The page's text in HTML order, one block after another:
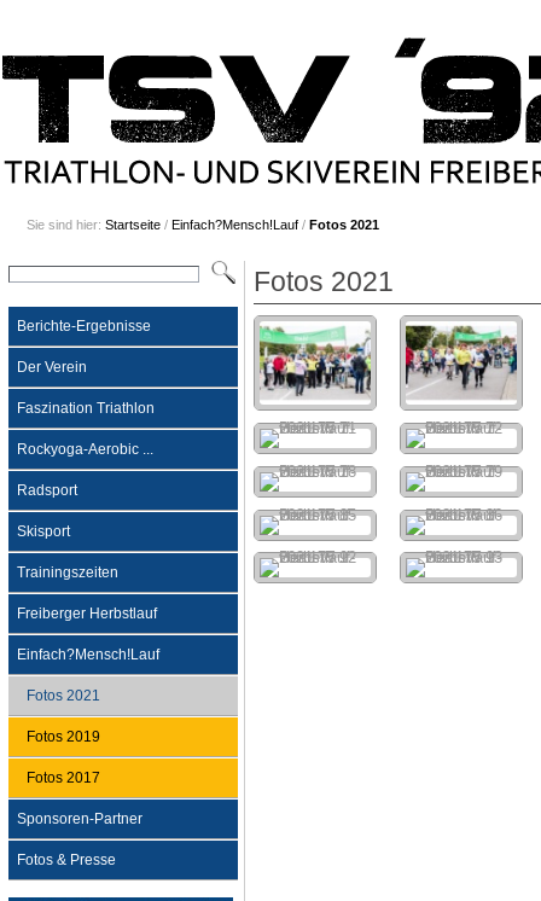
Sie sind hier: Startseite / Einfach?Mensch!Lauf / Fotos 2021
Berichte-Ergebnisse
Der Verein
Faszination Triathlon
Rockyoga-Aerobic ...
Radsport
Skisport
Trainingszeiten
Freiberger Herbstlauf
Einfach?Mensch!Lauf
Fotos 2021
Fotos 2019
Fotos 2017
Sponsoren-Partner
Fotos & Presse
Fotos 2021